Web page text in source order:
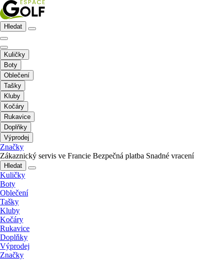
Hledat
Kuličky
Boty
Oblečení
Tašky
Kluby
Kočáry
Rukavice
Doplňky
Výprodej
Značky
Zákaznický servis ve Francie Bezpečná platba Snadné vracení
Hledat
Kuličky
Boty
Oblečení
Tašky
Kluby
Kočáry
Rukavice
Doplňky
Výprodej
Značky